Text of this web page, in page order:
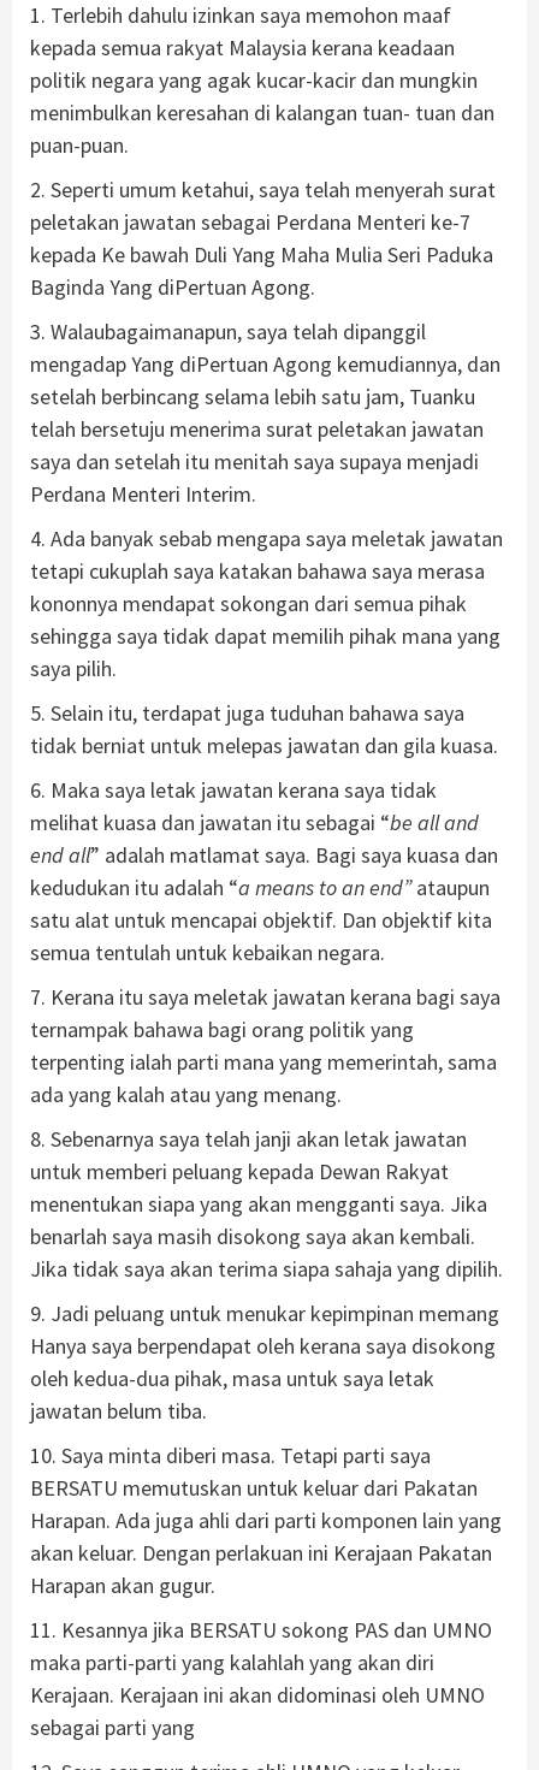
1. Terlebih dahulu izinkan saya memohon maaf
kepada semua rakyat Malaysia kerana keadaan
politik negara yang agak kucar-kacir dan mungkin
menimbulkan keresahan di kalangan tuan- tuan dan
puan-puan.
2. Seperti umum ketahui, saya telah menyerah surat
peletakan jawatan sebagai Perdana Menteri ke-7
kepada Ke bawah Duli Yang Maha Mulia Seri Paduka
Baginda Yang diPertuan Agong.
3. Walaubagaimanapun, saya telah dipanggil
mengadap Yang diPertuan Agong kemudiannya, dan
setelah berbincang selama lebih satu jam, Tuanku
telah bersetuju menerima surat peletakan jawatan
saya dan setelah itu menitah saya supaya menjadi
Perdana Menteri Interim.
4. Ada banyak sebab mengapa saya meletak jawatan
tetapi cukuplah saya katakan bahawa saya merasa
kononnya mendapat sokongan dari semua pihak
sehingga saya tidak dapat memilih pihak mana yang
saya pilih.
5. Selain itu, terdapat juga tuduhan bahawa saya
tidak berniat untuk melepas jawatan dan gila kuasa.
6. Maka saya letak jawatan kerana saya tidak
melihat kuasa dan jawatan itu sebagai “be all and
end all” adalah matlamat saya. Bagi saya kuasa dan
kedudukan itu adalah “a means to an end”ataupun
satu alat untuk mencapai objektif. Dan objektif kita
semua tentulah untuk kebaikan negara.
7. Kerana itu saya meletak jawatan kerana bagi saya
ternampak bahawa bagi orang politik yang
terpenting ialah parti mana yang memerintah, sama
ada yang kalah atau yang menang.
8. Sebenarnya saya telah janji akan letak jawatan
untuk memberi peluang kepada Dewan Rakyat
menentukan siapa yang akan mengganti saya. Jika
benarlah saya masih disokong saya akan kembali.
Jika tidak saya akan terima siapa sahaja yang dipilih.
9. Jadi peluang untuk menukar kepimpinan memang
Hanya saya berpendapat oleh kerana saya disokong
oleh kedua-dua pihak, masa untuk saya letak
jawatan belum tiba.
10. Saya minta diberi masa. Tetapi parti saya
BERSATU memutuskan untuk keluar dari Pakatan
Harapan. Ada juga ahli dari parti komponen lain yang
akan keluar. Dengan perlakuan ini Kerajaan Pakatan
Harapan akan gugur.
11. Kesannya jika BERSATU sokong PAS dan UMNO
maka parti-parti yang kalahlah yang akan diri
Kerajaan. Kerajaan ini akan didominasi oleh UMNO
sebagai parti yang